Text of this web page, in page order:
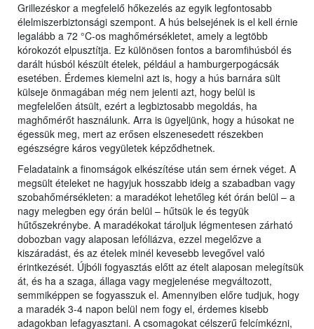
Grillezéskor a megfelelő hőkezelés az egyik legfontosabb
élelmiszerbiztonsági szempont. A hús belsejének is el kell érnie
legalább a 72 °C-os maghőmérsékletet, amely a legtöbb
kórokozót elpusztítja. Ez különösen fontos a baromfihúsból és
darált húsból készült ételek, például a hamburgerpogácsák
esetében. Érdemes kiemelni azt is, hogy a hús barnára sült
külseje önmagában még nem jelenti azt, hogy belül is
megfelelően átsült, ezért a legbiztosabb megoldás, ha
maghőmérőt használunk. Arra is ügyeljünk, hogy a húsokat ne
égessük meg, mert az erősen elszenesedett részekben
egészségre káros vegyületek képződhetnek.
Feladataink a finomságok elkészítése után sem érnek véget. A
megsült ételeket ne hagyjuk hosszabb ideig a szabadban vagy
szobahőmérsékleten: a maradékot lehetőleg két órán belül – a
nagy melegben egy órán belül – hűtsük le és tegyük
hűtőszekrénybe. A maradékokat tároljuk légmentesen zárható
dobozban vagy alaposan lefóliázva, ezzel megelőzve a
kiszáradást, és az ételek minél kevesebb levegővel való
érintkezését. Újbóli fogyasztás előtt az ételt alaposan melegítsük
át, és ha a szaga, állaga vagy megjelenése megváltozott,
semmiképpen se fogyasszuk el. Amennyiben előre tudjuk, hogy
a maradék 3-4 napon belül nem fogy el, érdemes kisebb
adagokban lefagyasztani. A csomagokat célszerű felcímkézni,